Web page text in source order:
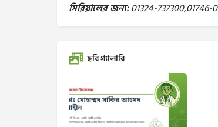
সিরিয়ালের জন্য:01324-
ছবি গ্যালারি